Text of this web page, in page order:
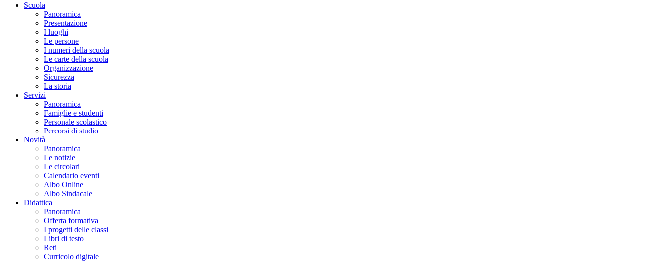
Scuola
Panoramica
Presentazione
I luoghi
Le persone
I numeri della scuola
Le carte della scuola
Organizzazione
Sicurezza
La storia
Servizi
Panoramica
Famiglie e studenti
Personale scolastico
Percorsi di studio
Novità
Panoramica
Le notizie
Le circolari
Calendario eventi
Albo Online
Albo Sindacale
Didattica
Panoramica
Offerta formativa
I progetti delle classi
Libri di testo
Reti
Curricolo digitale